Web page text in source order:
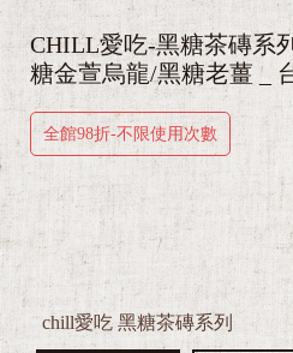
CHILL愛吃-黑糖茶磚系
糖金萱烏龍/黑糖老薑 _
全館98折-不限使用次數
chill愛吃 黑糖茶磚系列